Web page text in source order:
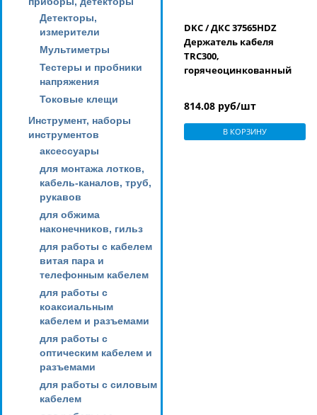
Детекторы,
измерители
Мультиметры
Тестеры и пробники
напряжения
Токовые клещи
Инструмент, наборы
инструментов
аксессуары
для монтажа лотков,
кабель-каналов, труб,
рукавов
для обжима
наконечников, гильз
для работы с кабелем
витая пара и
телефонным кабелем
для работы с
коаксиальным
кабелем и разъемами
для работы с
оптическим кабелем и
разъемами
для работы с силовым
кабелем
DKC / ДКС 37565HDZ
Держатель кабеля
TRC300,
горячеоцинкованный
814.08 руб/шт
В КОРЗИНУ